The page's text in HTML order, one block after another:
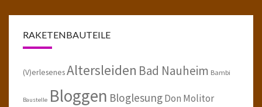
RAKETENBAUTEILE
(V)erlesenesAltersleiden Bad Nauheim Bambi
Baustelle Bloggen BloglesungDon Molitor